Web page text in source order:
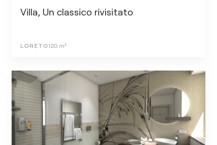
Villa, Un classico rivisitato
LORETO120 m²